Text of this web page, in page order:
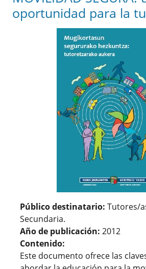
oportunidad para la
Público destinatario: Tutores/
Secundaria.
Año de publicación: 2012
Contenido:
Este documento ofrece las